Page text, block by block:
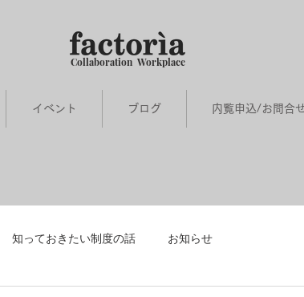
Collaboration Workplace
イベント ブログ 内覧申込/お問合
知っておきたい制度の話 お知らせ